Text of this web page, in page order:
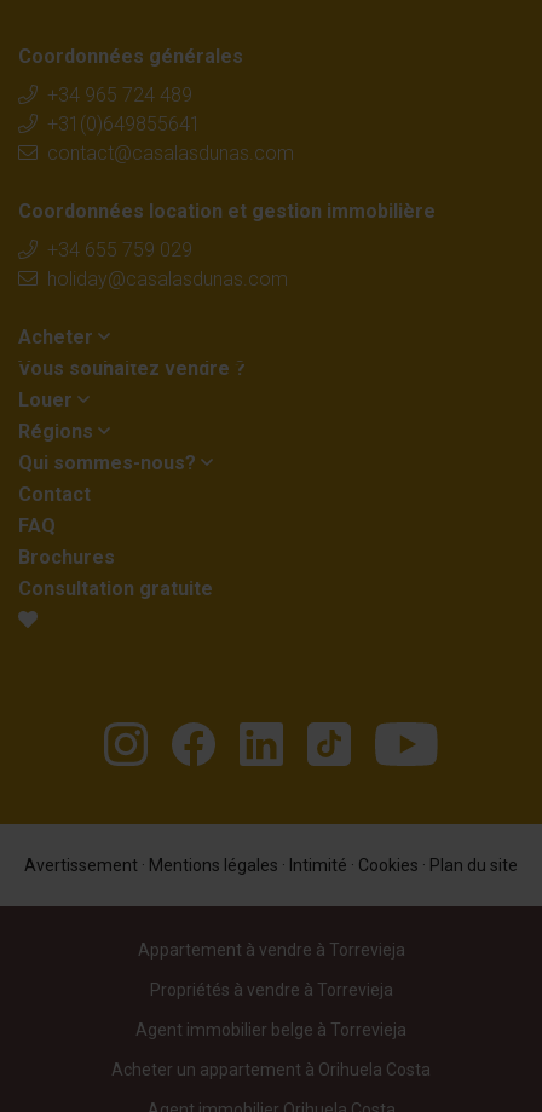
Coordonnées générales
+34 965 724 489
+31(0)649855641
contact@casalasdunas.com
Coordonnées location et gestion immobilière
+34 655 759 029
holiday@casalasdunas.com
Acheter
Vous souhaitez vendre ?
Louer
Régions
Qui sommes-nous?
Contact
FAQ
Brochures
Consultation gratuite
Avertissement · Mentions légales · Intimité · Cookies · Plan du site
Appartement à vendre à Torrevieja
Propriétés à vendre à Torrevieja
Agent immobilier belge à Torrevieja
Acheter un appartement à Orihuela Costa